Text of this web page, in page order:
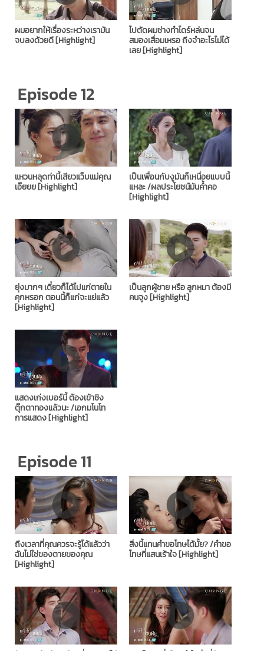
ผมอยากให้เรื่องระหว่างเรามัน
จบลงด้วยดี [Highlight]
ไปตัดผมช่างทำไดร์หล่นจน
สมองเสื่อมเหรอ ถึงจำอะไรไม่ได้
เลย [Highlight]
Episode 12
แหวนหลุดท่านี้เสียวแว็บแม่คุณ
เอ๊ยยย [Highlight]
เป็นเพื่อนกับงูมันก็เหนื่อยแบบนี้
แหละ /ผลประโยชน์มันค้ำคอ
[Highlight]
ยุ่งมากๆ เดี๋ยวก็ได้ไปแก่ตายใน
คุกหรอก ตอนนี้ก็แก่จะแย่แล้ว
[Highlight]
เป็นลูกผู้ชาย หรือ ลูกหมา ต้องมี
คนจูง [Highlight]
แสดงเก่งเบอร์นี้ ต้องเข้าชิง
ตุ๊กตาทองแล้วนะ /เอกมโนโท
การแสดง [Highlight]
Episode 11
ถึงเวลาที่คุณควรจะรู้ได้แล้วว่า
ฉันไม่ใช่ของตายของคุณ
[Highlight]
สิ่งนี้แทนคำขอโทษได้มั้ย? /คำขอ
โทษที่แสนเร้าใจ [Highlight]